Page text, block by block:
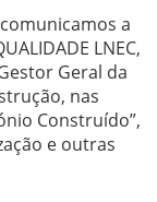
a
LNEC,
Geral da
nas
Construído”,
e outras